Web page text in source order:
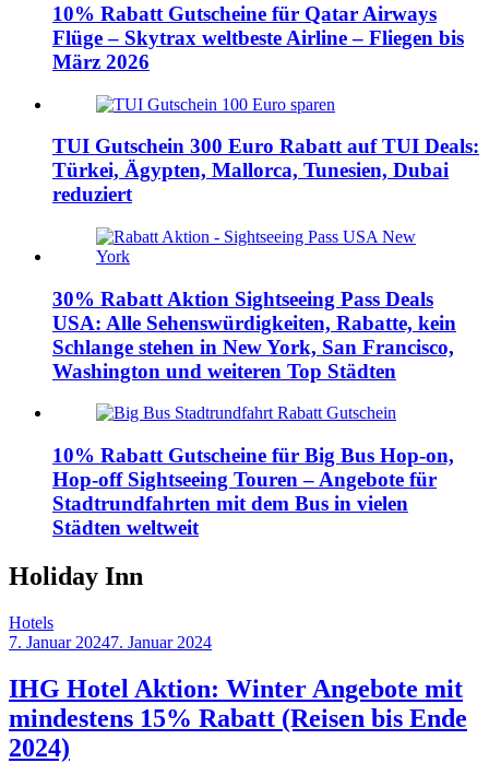
10% Rabatt Gutscheine für Qatar Airways
Flüge – Skytrax weltbeste Airline – Fliegen bis
März 2026
TUI Gutschein 300 Euro Rabatt auf TUI Deals:
Türkei, Ägypten, Mallorca, Tunesien, Dubai
reduziert
30% Rabatt Aktion Sightseeing Pass Deals
USA: Alle Sehenswürdigkeiten, Rabatte, kein
Schlange stehen in New York, San Francisco,
Washington und weiteren Top Städten
10% Rabatt Gutscheine für Big Bus Hop-on,
Hop-off Sightseeing Touren – Angebote für
Stadtrundfahrten mit dem Bus in vielen
Städten weltweit
Holiday Inn
Hotels
7. Januar 20247. Januar 2024
Allan
IHG Hotel Aktion: Winter Angebote mit
mindestens 15% Rabatt (Reisen bis Ende
2024)